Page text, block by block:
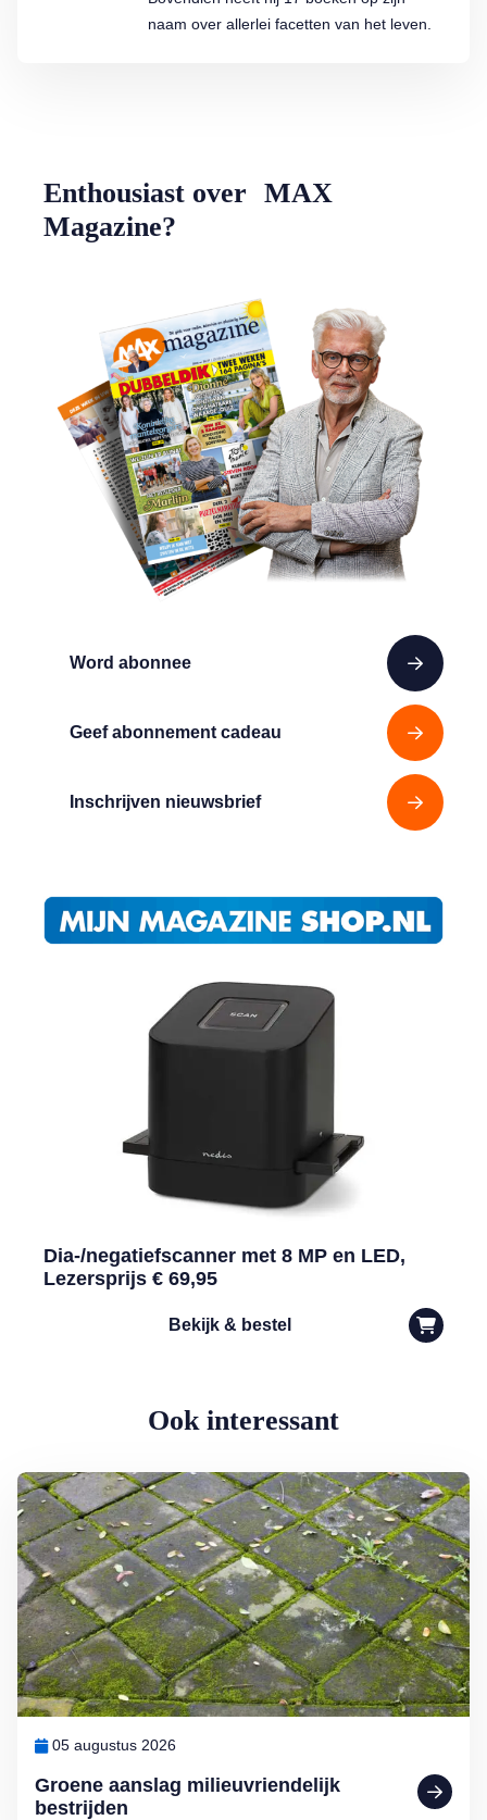
naam over allerlei facetten van het leven.
Word abonnee
Geef abonnement cadeau
Inschrijven nieuwsbrief
Enthousiast over MAX
Magazine?
Dia-/negatiefscanner met 8 MP en LED,
Lezersprijs € 69,95
Bekijk & bestel
Ook interessant
Groene aanslag milieuvriendelijk
bestrijden
05 augustus 2026
Lees meer over Groene aanslag milieuvriendelijk bestrijden